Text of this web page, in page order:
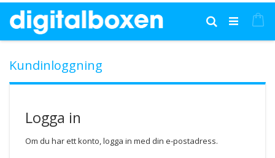
till
innehållet
Sök
Kundinloggning
Logga in
Om du har ett konto, logga in med din e-postadress.